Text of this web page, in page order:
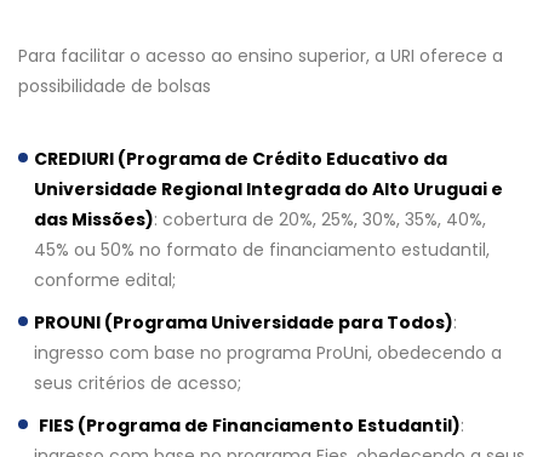
Para facilitar o acesso ao ensino superior, a URI oferece a
possibilidade de bolsas
CREDIURI (Programa de Crédito Educativo da
Universidade Regional Integrada do Alto Uruguai e
das Missões): cobertura de 20%, 25%, 30%, 35%, 40%,
45% ou 50% no formato de financiamento estudantil,
conforme edital;
PROUNI (Programa Universidade para Todos):
ingresso com base no programa ProUni, obedecendo a
seus critérios de acesso;
FIES (Programa de Financiamento Estudantil):